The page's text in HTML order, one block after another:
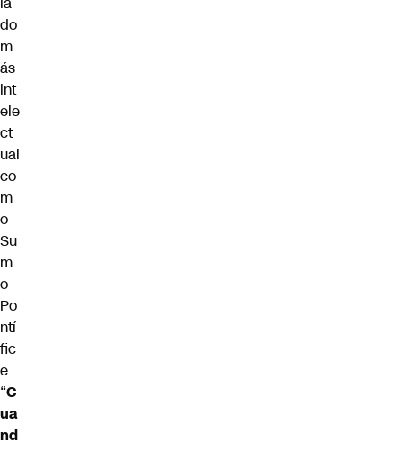
do
m
ás
int
ele
ct
ual
co
m
o
Su
m
o
Po
ntí
fic
e
“C
ua
nd